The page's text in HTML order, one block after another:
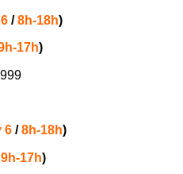
/8h-18h)
17h)
6 /8h-18h)
9h-17h)